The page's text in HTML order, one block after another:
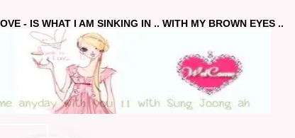
- IS WHAT I AM SINKING IN .. WITH MY BROWN EYES ..